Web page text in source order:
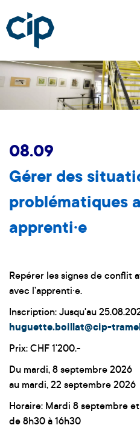
08.09
Gérer des
problématiques
apprenti·e
Repérer les signes de conflit
avec l’apprenti·e.
Inscription: Jusqu'au
huguette.boillat@cip-
Prix: CHF 1'200.-
Du mardi, 8 septembre 2026
au mardi, 22 septembre 2026
Horaire: Mardi 8 septembre
de 8h30 à 16h30